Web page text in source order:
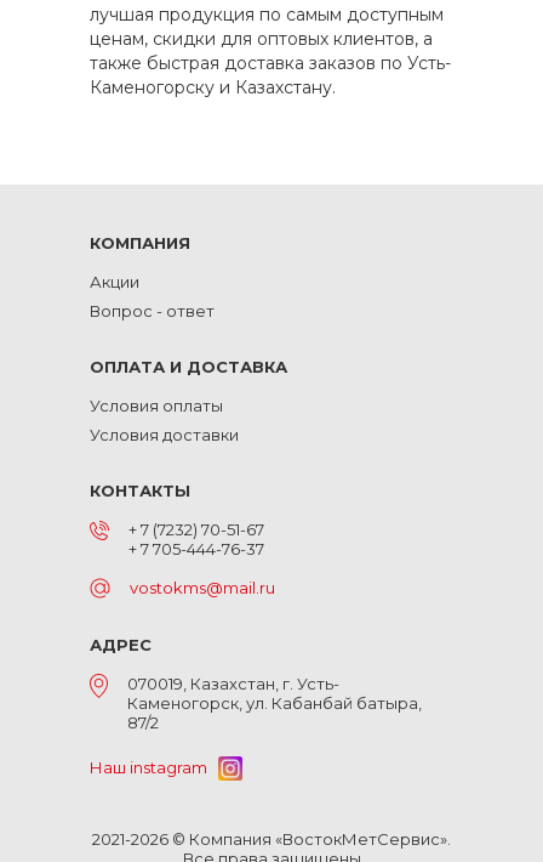
лучшая продукция по самым доступным
ценам, скидки для оптовых клиентов, а
также быстрая доставка заказов по Усть-
Каменогорску и Казахстану.
КОМПАНИЯ
Акции
Вопрос - ответ
ОПЛАТА И ДОСТАВКА
Условия оплаты
Условия доставки
КОНТАКТЫ
+ 7 (7232) 70-51-67
+ 7 705-444-76-37
vostokms@mail.ru
АДРЕС
070019, Казахстан, г. Усть-
Каменогорск, ул. Кабанбай батыра,
87/2
Наш instagram
2021-2026 © Компания «ВостокМетСервис».